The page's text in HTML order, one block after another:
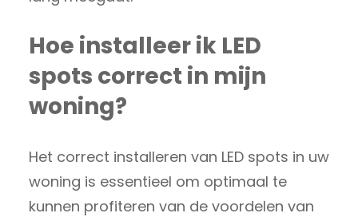
Hoe installeer ik LED
spots correct in mijn
woning?
Het correct installeren van LED spots in uw
woning is essentieel om optimaal te
kunnen profiteren van de voordelen van